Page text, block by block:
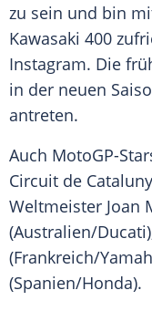
zu sein und bin
Kawasaki 400
Instagram. Die
in der neuen
antreten.
Auch MotoGP-
Circuit de
Weltmeister Joan
(Australien/
(Frankreich/
(Spanien/Honda).